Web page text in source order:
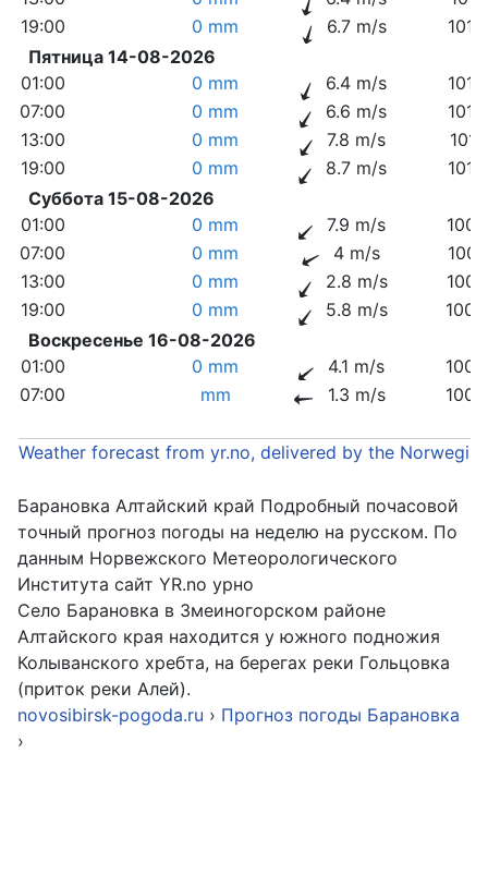
19:00
0 mm 6.7 m/s
Пятница 14-08-2026
01:00
0 mm 6.4 m/s
07:00
0 mm 6.6 m/s
13:00
0 mm 7.8 m/s
19:00
0 mm 8.7 m/s
Суббота 15-08-2026
01:00
0 mm 7.9 m/s
07:00
0 mm 4 m/s
13:00
0 mm 2.8 m/s
19:00
0 mm 5.8 m/s
Воскресенье 16-08-2026
01:00
0 mm 4.1 m/s
07:00
mm 1.3 m/s
Weather forecast from yr.no, delivered by the
Барановка Алтайский край Подробный почасовой
точный прогноз погоды на неделю на русском. По
данным Норвежского Метеорологического
Института сайт YR.no урно
Село Барановка в Змеиногорском районе
Алтайского края находится у южного подножия
Колыванского хребта, на берегах реки Гольцовка
(приток реки Алей).
novosibirsk-pogoda.ru › Прогноз погоды Барановка
›